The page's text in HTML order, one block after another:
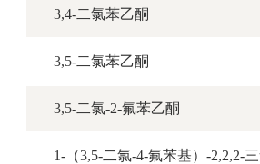
3,4-二氯苯乙酮
3,5-二氯苯乙酮
3,5-二氯-2-氟苯乙酮
1-（3,5-二氯-4-氟苯基）-2,2,2-